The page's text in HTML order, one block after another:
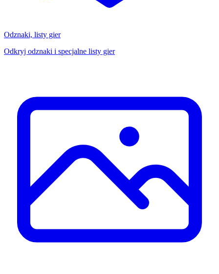
Odznaki, listy gier
Odkryj odznaki i specjalne listy gier